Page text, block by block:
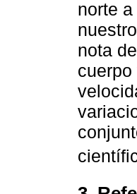
norte
nota